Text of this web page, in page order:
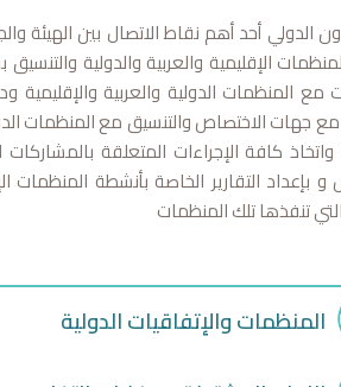
الدولي أحد أهم نقاط الاتصال بين الهيئة
الإقليمية والعربية والدولية
مع المنظمات الدولية والعربية
مع جهات الاختصاص والتنسيق مع المنظمات
واتخاذ كافة الإجراءات المتعلقة
و بإعداد التقارير الخاصة بأنشطة المنظمات
التي
المنظمات والإتفاقيات الدولية